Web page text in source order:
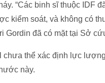
“Các binh sĩ thuộc IDF
kiểm soát, và không có
Gordin đã có mặt tại Sở
chưa thể xác định lực
này.